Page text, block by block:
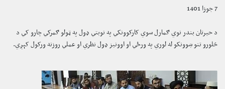
7 جوزا 1401
د حیرتان بندر نوي ګمارل سوي کارکوونکي په نوبتي ډول په ټولو ګمرکي چارو کي د
څلورو تنو ښوونکو له لوري په ورځي او اوونیز ډول نظري او عملي روزنه ورکول کېږي.